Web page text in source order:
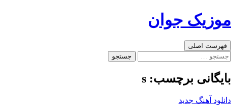
به
موزیک جوان
جست‌وجو
فهرست اصلی
جستجو
بایگانی برچسب: s
دانلود آهنگ جدید